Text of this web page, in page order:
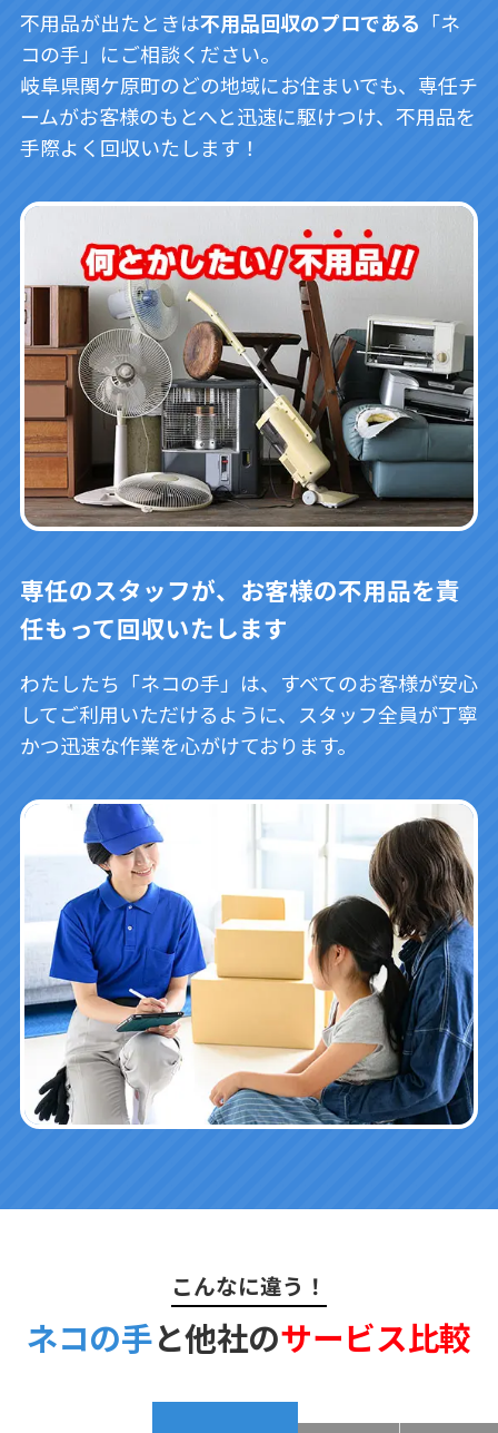
不用品が出たときは不用品回収のプロである 「ネ
コの手」にご相談ください。
岐阜県関ケ原町のどの地域にお住まいでも、専任チ
ームがお客様のもとへと迅速に駆けつけ、不用品を
手際よく回収いたします！
専任のスタッフが、お客様の不用品を責
任もって回収いたします
わたしたち「ネコの手」は、すべてのお客様が安心
してご利用いただけるように、スタッフ全員が丁寧
かつ迅速な作業を心がけております。
こんなに違う！
ネコの手と他社のサービス比較